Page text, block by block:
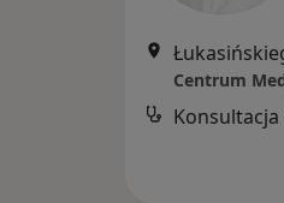
Centrum